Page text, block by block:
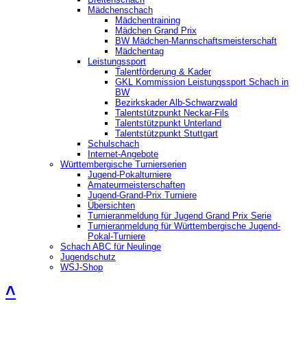
Mädchenschach
Mädchentraining
Mädchen Grand Prix
BW Mädchen-Mannschaftsmeisterschaft
Mädchentag
Leistungssport
Talentförderung & Kader
GKL Kommission Leistungssport Schach in
BW
Bezirkskader Alb-Schwarzwald
Talentstützpunkt Neckar-Fils
Talentstützpunkt Unterland
Talentstützpunkt Stuttgart
Schulschach
Internet-Angebote
Württembergische Turnierserien
Jugend-Pokalturniere
Amateurmeisterschaften
Jugend-Grand-Prix Turniere
Übersichten
Turnieranmeldung für Jugend Grand Prix Serie
Turnieranmeldung für Württembergische Jugend-
Pokal-Turniere
Schach ABC für Neulinge
Jugendschutz
WSJ-Shop
˄